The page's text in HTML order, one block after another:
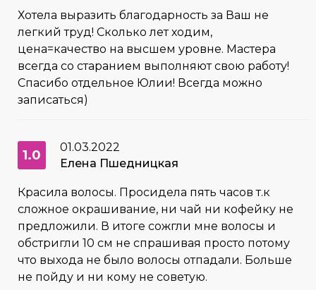
Хотела выразить благодарность за Ваш не
легкий труд! Сколько лет ходим,
цена=качество на высшем уровне. Мастера
всегда со старанием выполняют свою работу!
Спасибо отдельное Юлии! Всегда можно
записаться)
1.0
01.03.2022
Елена Пшедницкая
Красила волосы. Просидела пять часов т.к
сложное окрашивание, ни чай ни кофейку не
предложили. В итоге сожгли мне волосы и
обстригли 10 см не спрашивая просто потому
что выхода не было волосы отпадали. Больше
не пойду и ни кому не советую.